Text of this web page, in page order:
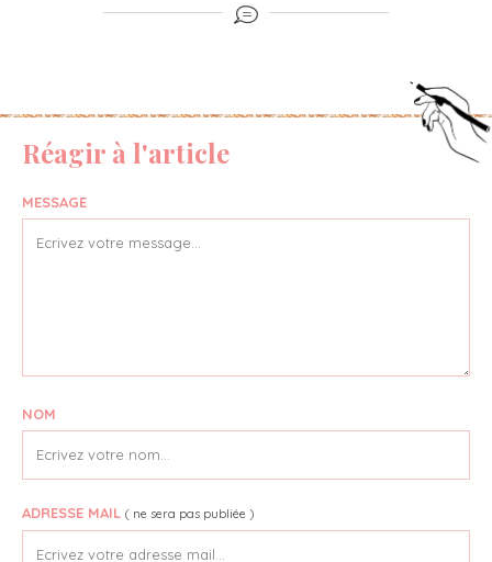
Réagir à l'article
MESSAGE
NOM
ADRESSE MAIL ( ne sera pas publiée )